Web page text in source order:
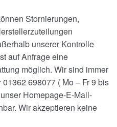
Stornierungen,
unserer Kontrolle
auf Anfrage eine
möglich. Wir sind immer
698077 ( Mo – Fr 9 bis
Homepage-E-Mail-
Wir akzeptieren keine